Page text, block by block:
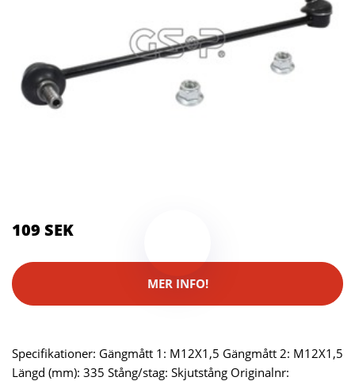
109 SEK
MER INFO!
Specifikationer: Gängmått 1: M12X1,5 Gängmått 2: M12X1,5
Längd (mm): 335 Stång/stag: Skjutstång Originalnr: